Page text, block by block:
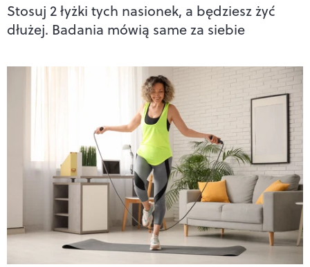
Stosuj 2 łyżki tych nasionek, a będziesz żyć
dłużej. Badania mówią same za siebie